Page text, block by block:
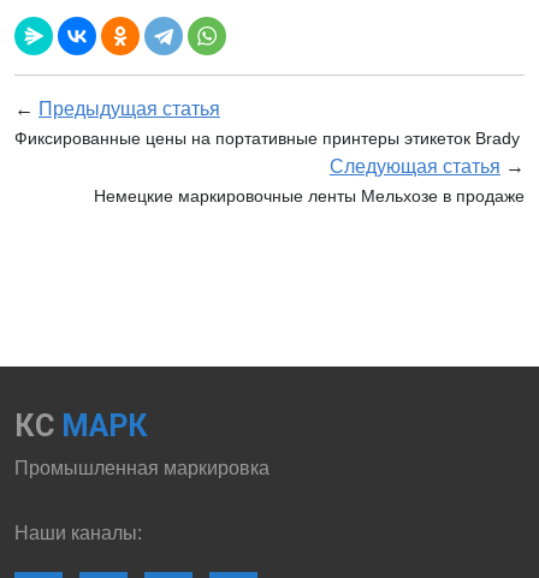
← Предыдущая статья
Фиксированные цены на портативные принтеры этикеток Brady
Следующая статья →
Немецкие маркировочные ленты Мельхозе в продаже
КС МАРК
Промышленная маркировка
Наши каналы: